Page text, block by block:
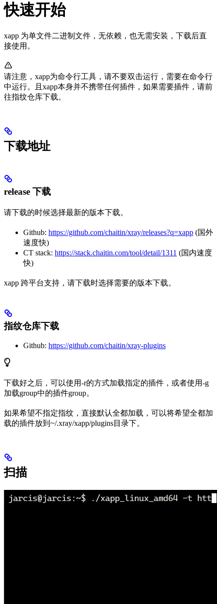
快速开始
xapp 为单文件二进制文件，无依赖，也无需安装，下载后直
接使用。
请注意，xapp为命令行工具，请不要双击运行，需要在命令行
中运行。且xapp本身并不携带任何插件，如果需要插件，请前
往指纹仓库下载。
下载地址
release 下载
请下载的时候选择最新的版本下载。
Github: https://github.com/chaitin/xray/releases?q=xapp (国外
速度快)
CT stack: https://stack.chaitin.com/tool/detail/1311 (国内速度
快)
xapp 跨平台支持，请下载时选择需要的版本下载。
指纹仓库下载
Github: https://github.com/chaitin/xray-plugins
下载好之后，可以使用-r的方式加载指定的插件，或者使用-g
加载group中的插件group。
如果希望不指定指纹，直接默认全都加载，可以将希望全都加
载的插件放到~/.xray/xapp/plugins目录下。
扫描